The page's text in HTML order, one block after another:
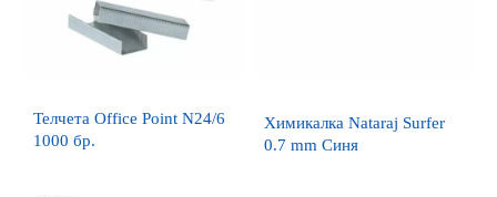
Телчета Office Point N24/6
1000 бр.
Химикалка Nataraj Surfer
0.7 mm Синя